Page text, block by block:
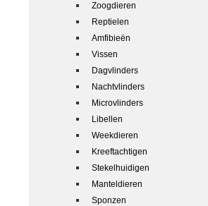
Zoogdieren
Reptielen
Amfibieën
Vissen
Dagvlinders
Nachtvlinders
Microvlinders
Libellen
Weekdieren
Kreeftachtigen
Stekelhuidigen
Manteldieren
Sponzen